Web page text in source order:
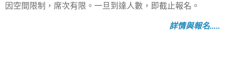
因空間限制，席次有限。一旦到達人數，即截止報名。
詳情與報名.....